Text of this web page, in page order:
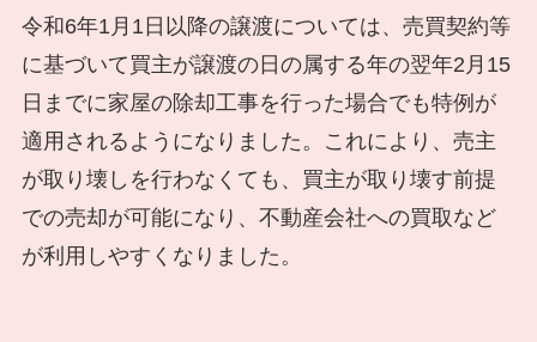
令和6年1月1日以降の譲渡については、売買契約等
に基づいて買主が譲渡の日の属する年の翌年2月15
日までに家屋の除却工事を行った場合でも特例が
適用されるようになりました。これにより、売主
が取り壊しを行わなくても、買主が取り壊す前提
での売却が可能になり、不動産会社への買取など
が利用しやすくなりました。